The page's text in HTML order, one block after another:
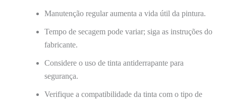
Manutenção regular aumenta a vida útil da pintura.
Tempo de secagem pode variar; siga as instruções do
fabricante.
Considere o uso de tinta antiderrapante para
segurança.
Verifique a compatibilidade da tinta com o tipo de